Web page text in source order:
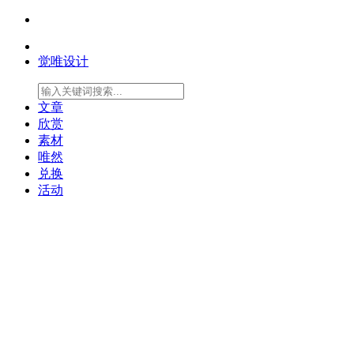
觉唯设计
文章
欣赏
素材
唯然
兑换
活动